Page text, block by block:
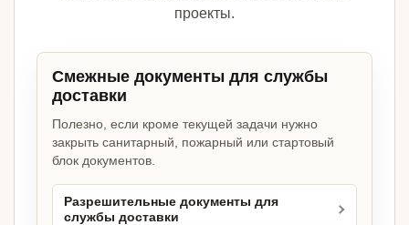
проекты.
Смежные документы для службы
доставки
Полезно, если кроме текущей задачи нужно
закрыть санитарный, пожарный или стартовый
блок документов.
Разрешительные документы для
службы доставки